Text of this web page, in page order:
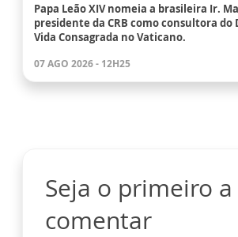
Papa Leão XIV nomeia a brasileira Ir.
presidente da CRB como consultora do
Vida Consagrada no Vaticano.
07 AGO 2026 - 12H25
Seja o primeiro a
comentar